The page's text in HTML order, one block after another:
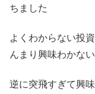
ちました
よくわからない投
んまり興味わかな
逆に突飛すぎて興